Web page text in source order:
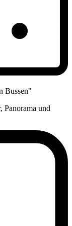
Panorama und